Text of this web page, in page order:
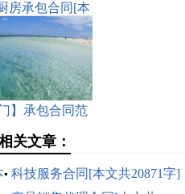
房承包合同[本
文共2435字]
门】承包合同范
13083字]
关文章：
科技服务合同[本文共20871字]